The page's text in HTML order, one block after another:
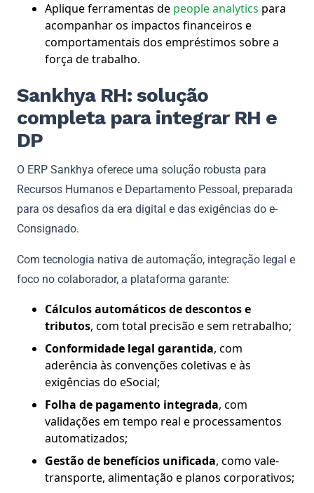
Aplique ferramentas de people analytics para
acompanhar os impactos financeiros e
comportamentais dos empréstimos sobre a
força de trabalho.
Sankhya RH: solução
completa para integrar RH e
DP
O ERP Sankhya oferece uma solução robusta para
Recursos Humanos e Departamento Pessoal, preparada
para os desafios da era digital e das exigências do e-
Consignado.
Com tecnologia nativa de automação, integração legal e
foco no colaborador, a plataforma garante:
Cálculos automáticos de descontos e
tributos, com total precisão e sem retrabalho;
Conformidade legal garantida, com
aderência às convenções coletivas e às
exigências do eSocial;
Folha de pagamento integrada, com
validações em tempo real e processamentos
automatizados;
Gestão de benefícios unificada, como vale-
transporte, alimentação e planos corporativos;